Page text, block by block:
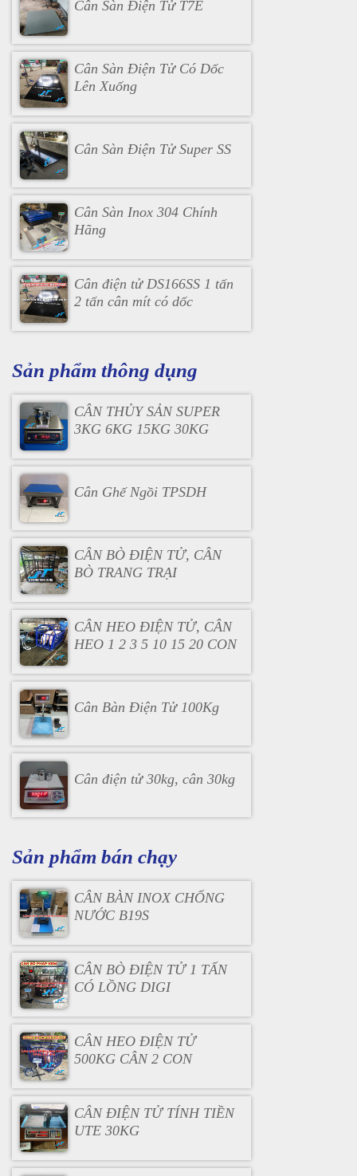
Cân Sàn Điện Tử T7E
Cân Sàn Điện Tử Có Dốc
Lên Xuống
Cân Sàn Điện Tử Super SS
Cân Sàn Inox 304 Chính
Hãng
Cân điện tử DS166SS 1 tấn
2 tấn cân mít có dốc
Sản phẩm thông dụng
CÂN THỦY SẢN SUPER
3KG 6KG 15KG 30KG
Cân Ghế Ngồi TPSDH
CÂN BÒ ĐIỆN TỬ, CÂN
BÒ TRANG TRẠI
CÂN HEO ĐIỆN TỬ, CÂN
HEO 1 2 3 5 10 15 20 CON
Cân Bàn Điện Tử 100Kg
Cân điện tử 30kg, cân 30kg
Sản phẩm bán chạy
CÂN BÀN INOX CHỐNG
NƯỚC B19S
CÂN BÒ ĐIỆN TỬ 1 TẤN
CÓ LỒNG DIGI
CÂN HEO ĐIỆN TỬ
500KG CÂN 2 CON
CÂN ĐIỆN TỬ TÍNH TIỀN
UTE 30KG